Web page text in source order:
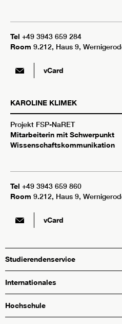
Tel +49 3943 659 284
Room 9.212, Haus 9,
vCard
KAROLINE KLIMEK
Projekt FSP-NaRET
Mitarbeiterin mit Schwerpunkt
Wissenschaftskommunikation
Tel +49 3943 659 860
Room 9.212, Haus 9,
vCard
Studierendenservice
Internationales
Hochschule